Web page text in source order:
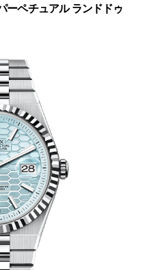
ーペチュアル ランドドゥ